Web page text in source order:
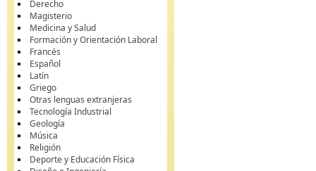
Derecho
Magisterio
Medicina y Salud
Formación y Orientación Laboral
Francés
Español
Latín
Griego
Otras lenguas extranjeras
Tecnología Industrial
Geología
Música
Religión
Deporte y Educación Física